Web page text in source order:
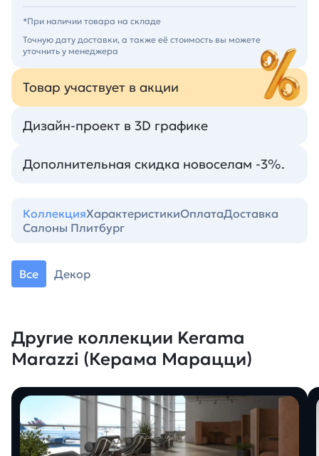
*При наличии товара на складе
Точную дату доставки, а также её стоимость вы можете
уточнить у менеджера
Товар участвует в акции
Дизайн-проект в 3D графике
Дополнительная скидка новоселам -3%.
КоллекцияХарактеристикиОплатаДоставка
Салоны Плитбург
Все Декор
Другие коллекции Kerama
Marazzi (Керама Марацци)